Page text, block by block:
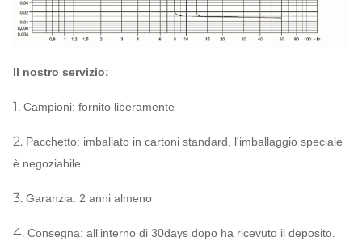
INSERITA/DISINSERITA
operazione (periodi)
Il nostro servizio:
1. Campioni: fornito liberamente
2. Pacchetto: imballato in cartoni standard, l'imballaggio speciale
è negoziabile
3. Garanzia: 2 anni almeno
4. Consegna: all'interno di 30days dopo ha ricevuto il deposito.